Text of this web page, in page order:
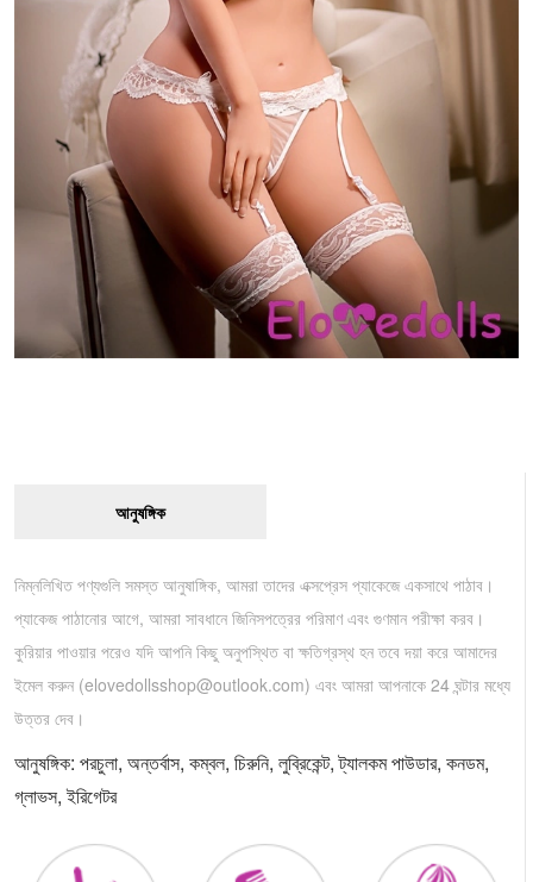
আনুষঙ্গিক
নিম্নলিখিত পণ্যগুলি সমস্ত আনুষাঙ্গিক, আমরা তাদের এক্সপ্রেস প্যাকেজে একসাথে পাঠাব।
প্যাকেজ পাঠানোর আগে, আমরা সাবধানে জিনিসপত্রের পরিমাণ এবং গুণমান পরীক্ষা করব।
কুরিয়ার পাওয়ার পরেও যদি আপনি কিছু অনুপস্থিত বা ক্ষতিগ্রস্থ হন তবে দয়া করে আমাদের
ইমেল করুন (elovedollsshop@outlook.com) এবং আমরা আপনাকে 24 ঘন্টার মধ্যে
উত্তর দেব।
আনুষঙ্গিক: পরচুলা, অন্তর্বাস, কম্বল, চিরুনি, লুব্রিকেন্ট, ট্যালকম পাউডার, কনডম,
গ্লাভস, ইরিগেটর